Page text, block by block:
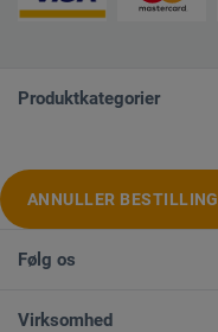
Produktkategorier
ANNULLER BESTILLING
Følg os
Virksomhed